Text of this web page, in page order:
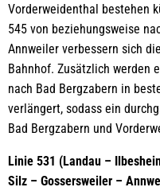
Vorderweidenthal bestehen
545 von beziehungsweise
Annweiler verbessern sich
Bahnhof. Zusätzlich werden
nach Bad Bergzabern in
verlängert, sodass ein
Bad Bergzabern und
Linie 531 (Landau –
Silz – Gossersweiler –